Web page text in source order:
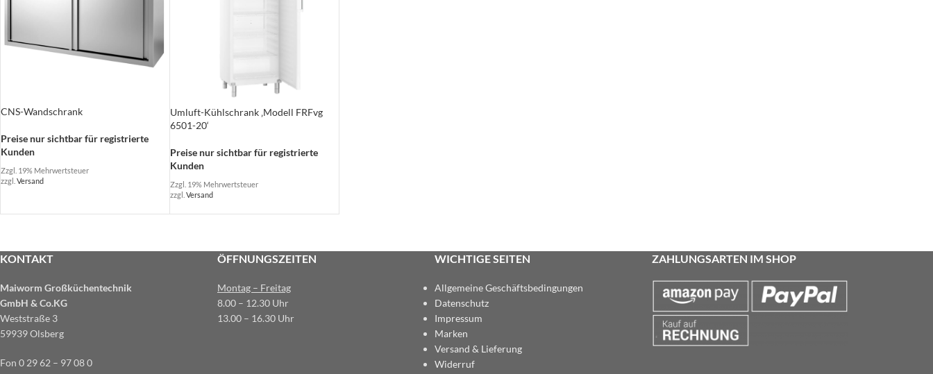
CNS-Wandschrank
Preise nur sichtbar für registrierte
Kunden
Zzgl. 19% Mehrwertsteuer
zzgl. Versand
Umluft-Kühlschrank ‚Modell FRFvg
6501-20‘
Preise nur sichtbar für registrierte
Kunden
Zzgl. 19% Mehrwertsteuer
zzgl.Versand
KONTAKT
Maiworm Großküchentechnik
GmbH & Co.KG
Weststraße 3
59939 Olsberg
Fon 0 29 62 – 97 08 0
ÖFFNUNGSZEITEN
Montag – Freitag
8.00 – 12.30 Uhr
13.00 – 16.30 Uhr
WICHTIGE SEITEN
Allgemeine Geschäftsbedingungen
Datenschutz
Impressum
Marken
Versand & Lieferung
Widerruf
ZAHLUNGSARTEN IM SHOP